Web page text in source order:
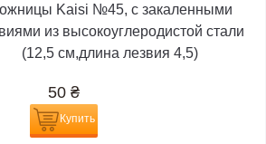
Kaisi №45, с закаленными
из высокоуглеродистой стали
(12,5 см,длина лезвия 4,5)
50 ₴
Купить